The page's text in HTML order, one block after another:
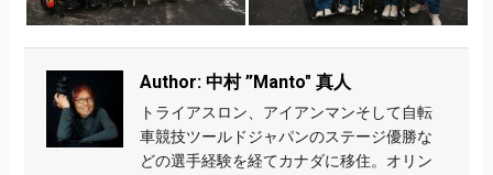
Author: 中村 ”Manto" 真人
トライアスロン、アイアンマンそして自転
車競技ツールドジャパンのステージ優勝な
どの選手経験を経てカナダに移住。オリン